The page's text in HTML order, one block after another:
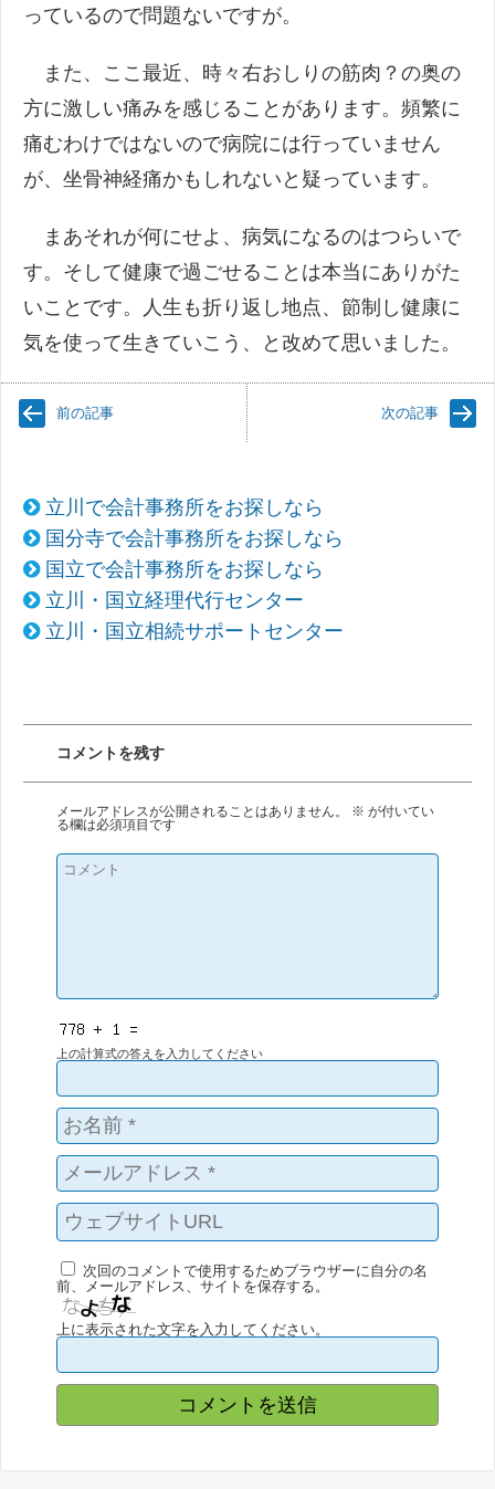
っているので問題ないですが。
また、ここ最近、時々右おしりの筋肉？の奥の
方に激しい痛みを感じることがあります。頻繁に
痛むわけではないので病院には行っていません
が、坐骨神経痛かもしれないと疑っています。
まあそれが何にせよ、病気になるのはつらいで
す。そして健康で過ごせることは本当にありがた
いことです。人生も折り返し地点、節制し健康に
気を使って生きていこう、と改めて思いました。
前の記事 次の記事
立川で会計事務所をお探しなら
国分寺で会計事務所をお探しなら
国立で会計事務所をお探しなら
立川・国立経理代行センター
立川・国立相続サポートセンター
コメントを残す
メールアドレスが公開されることはありません。 ※ が付いてい
る欄は必須項目です
上の計算式の答えを入力してください
次回のコメントで使用するためブラウザーに自分の名
前、メールアドレス、サイトを保存する。
上に表示された文字を入力してください。